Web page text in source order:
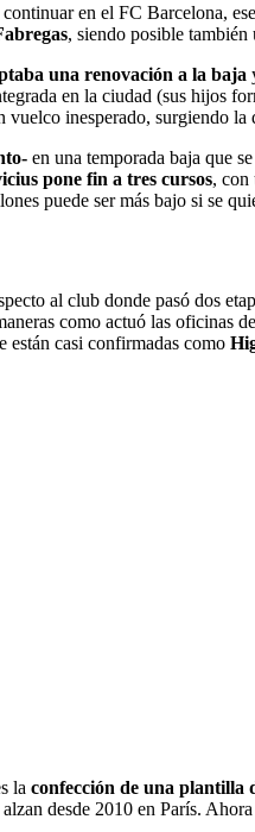
en el FC Barcelona,
, siendo posible
una renovación a la baja
en la ciudad (sus hijos
inesperado, surgiendo
en una temporada baja que
pone fin a tres cursos, con
puede ser más bajo si se
al club donde pasó dos
como actuó las oficinas
están casi confirmadas como
la confección de una plantilla
desde 2010 en París.